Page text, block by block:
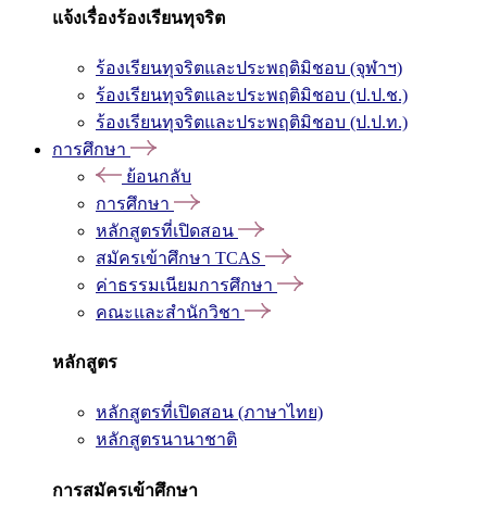
แจ้งเรื่องร้องเรียนทุจริต
ร้องเรียนทุจริตและประพฤติมิชอบ (จุฬาฯ)
ร้องเรียนทุจริตและประพฤติมิชอบ (ป.ป.ช.)
ร้องเรียนทุจริตและประพฤติมิชอบ (ป.ป.ท.)
การศึกษา
ย้อนกลับ
การศึกษา
หลักสูตรที่เปิดสอน
สมัครเข้าศึกษา TCAS
ค่าธรรมเนียมการศึกษา
คณะและสำนักวิชา
หลักสูตร
หลักสูตรที่เปิดสอน (ภาษาไทย)
หลักสูตรนานาชาติ
การสมัครเข้าศึกษา